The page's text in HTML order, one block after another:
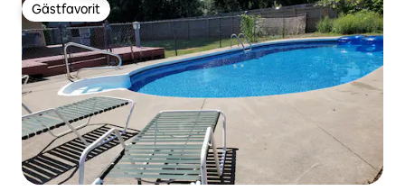
Gästfavorit
Gästfavorit